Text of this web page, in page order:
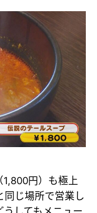
円）も極上
同じ場所で営業し